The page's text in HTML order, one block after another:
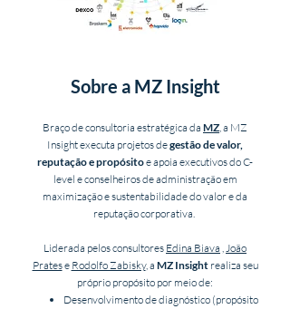
Sobre a MZ Insight
Braço de consultoria estratégica da MZ, a MZ
Insight executa projetos degestão de valor,
reputação e propósitoe apoia executivos do C-
level e conselheiros de administração em
maximização e sustentabilidade do valor e da
reputação corporativa.
Liderada pelos consultores Edina Biava ,João
Pratese Rodolfo Zabisky, a MZ Insightrealiza seu
próprio propósito por meio de:
Desenvolvimento de diagnóstico (propósito